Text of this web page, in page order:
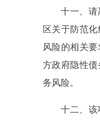
本批复文件自印
一年。